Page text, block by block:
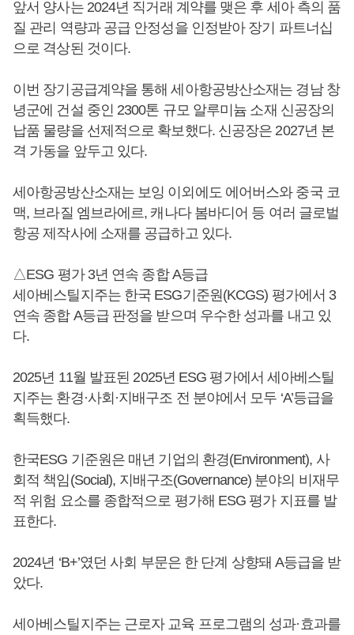
앞서 양사는 2024년 직거래 계약를 맺은 후 세아 측의 품
질 관리 역량과 공급 안정성을 인정받아 장기 파트너십
으로 격상된 것이다.
이번 장기공급계약을 통해 세아항공방산소재는 경남 창
녕군에 건설 중인 2300톤 규모 알루미늄 소재 신공장의
납품 물량을 선제적으로 확보했다. 신공장은 2027년 본
격 가동을 앞두고 있다.
세아항공방산소재는 보잉 이외에도 에어버스와 중국 코
맥, 브라질 엠브라에르, 캐나다 봄바디어 등 여러 글로벌
항공 제작사에 소재를 공급하고 있다.
△ESG 평가 3년 연속 종합 A등급
세아베스틸지주는 한국 ESG기준원(KCGS) 평가에서 3
연속 종합 A등급 판정을 받으며 우수한 성과를 내고 있
다.
2025년 11월 발표된 2025년 ESG 평가에서 세아베스틸
지주는 환경·사회·지배구조 전 분야에서 모두 ‘A’등급을
획득했다.
한국ESG 기준원은 매년 기업의 환경(Environment), 사
회적 책임(Social), 지배구조(Governance) 분야의 비재무
적 위험 요소를 종합적으로 평가해 ESG 평가 지표를 발
표한다.
2024년 ‘B+’였던 사회 부문은 한 단계 상향돼 A등급을 받
았다.
세아베스틸지주는 근로자 교육 프로그램의 성과·효과를